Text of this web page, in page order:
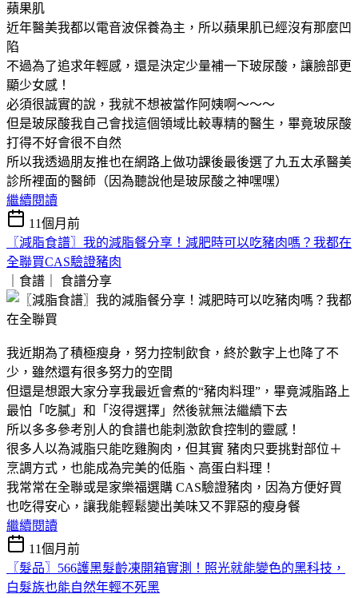
蘋果肌
近年醫美我都以電音波保養為主，所以蘋果肌已經沒有那麼凹
陷
不過為了追求年輕感，還是決定少量補一下玻尿酸，讓臉部更
顯少女感！
必須很誠實的說，我就不想被當作阿姨啊～～～
但是玻尿酸我自己會找這個領域比較專精的醫生，畢竟玻尿酸
打得不好會很不自然
所以我透過朋友推也在網路上做功課後最後選了九五太承醫美
診所裡面的醫師（因為聽說他是玻尿酸之神嘿嘿）
繼續閱讀
11個月前
〖減脂食譜〗我的減脂餐分享！減肥時可以吃豬肉嗎？我都在
全聯買CAS驗證豬肉
｜食譜｜ 食譜分享
我近期為了積極瘦身，努力控制飲食，終於數字上也降了不
少，雖然還有很多努力的空間
但還是想跟大家分享我最近會煮的“豬肉料理”，畢竟減脂路上
最怕「吃膩」和「沒得選擇」然後就無法繼續下去
所以多多參考別人的食譜也能刺激飲食控制的靈感！
很多人以為減脂只能吃雞胸肉，但其實 豬肉只要挑對部位＋
烹調方式，也能成為完美的低脂、高蛋白料理！
我常常在全聯或是家樂福選購 CAS驗證豬肉，因為方便好買
也吃得安心，讓我能輕鬆變出美味又不罪惡的瘦身餐
繼續閱讀
11個月前
〖髮品〗566護黑髮齡凍開箱實測！照光就能變色的黑科技，
白髮族也能自然年輕不死黑